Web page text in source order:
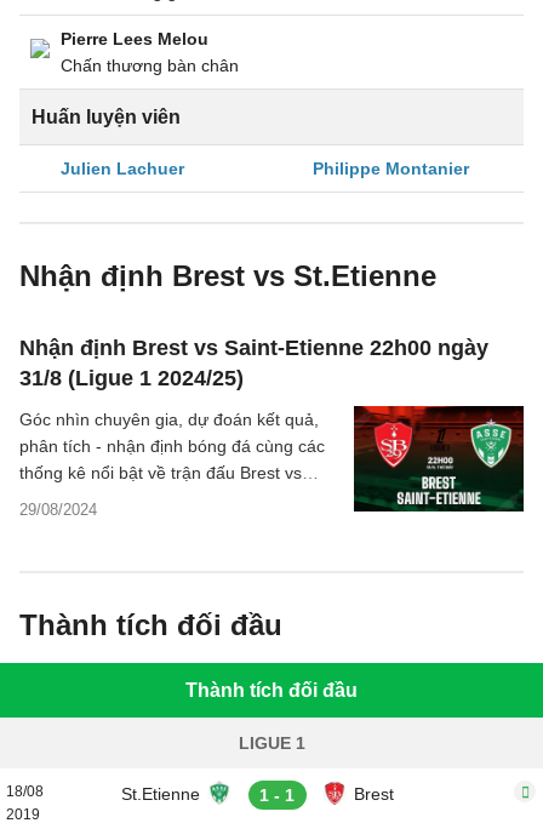
Pierre Lees Melou
Chấn thương bàn chân
Huấn luyện viên
Julien Lachuer Philippe Montanier
Nhận định Brest vs St.Etienne
Nhận định Brest vs Saint-Etienne 22h00 ngày
31/8 (Ligue 1 2024/25)
29/08/2024
Góc nhìn chuyên gia, dự đoán kết quả,
phân tích - nhận định bóng đá cùng các
thống kê nổi bật về trận đấu Brest vs
Saint-Etienne thuộc vòng 3 giải VĐQG
Thành tích đối đầu
Thành tích đối đầu
LIGUE 1
18/08
2019
St.Etienne 1 - 1 Brest